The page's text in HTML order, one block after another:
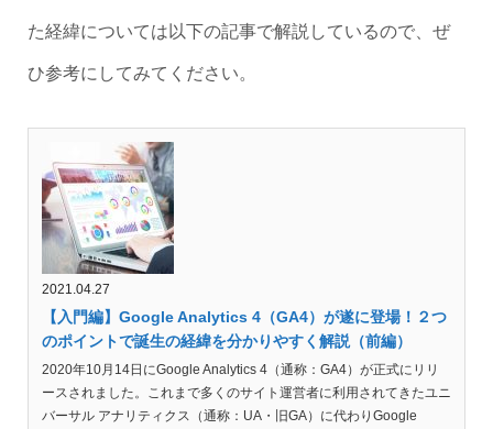
た経緯については以下の記事で解説しているので、ぜ
ひ参考にしてみてください。
2021.04.27
【入門編】Google Analytics 4（GA4）が遂に登場！２つ
のポイントで誕生の経緯を分かりやすく解説（前編）
2020年10月14日にGoogle Analytics 4（通称：GA4）が正式にリリ
ースされました。これまで多くのサイト運営者に利用されてきたユニ
バーサル アナリティクス（通称：UA・旧GA）に代わりGoogle